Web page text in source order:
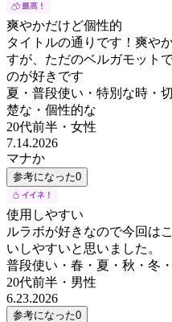
爽やかだけど個性的
タイトルの通りです！爽や
すが、ただのベルガモット
のが好きです
夏・普段使い・特別な時・
楚な・個性的な
20代前半 ・ 女性
7.14.2026
マナか
参考になった0
使用しやすい
ルラボが好きなので今回は
いしやすいと思いました。
普段使い・春・夏・秋・冬
20代前半 ・ 男性
6.23.2026
参考になった0